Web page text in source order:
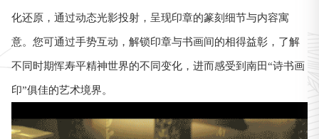
化还原，通过动态光影投射，呈现印章的篆刻细节与内容寓
意。您可通过手势互动，解锁印章与书画间的相得益彰，了解
不同时期恽寿平精神世界的不同变化，进而感受到南田“诗书画
印”俱佳的艺术境界。